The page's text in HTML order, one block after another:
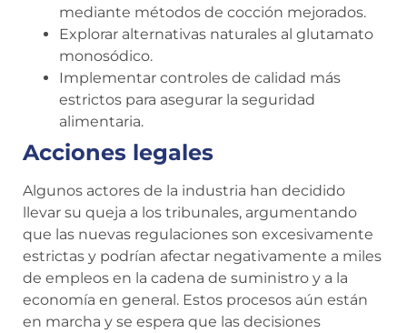
mediante métodos de cocción mejorados.
Explorar alternativas naturales al glutamato
monosódico.
Implementar controles de calidad más
estrictos para asegurar la seguridad
alimentaria.
Acciones legales
Algunos actores de la industria han decidido
llevar su queja a los tribunales, argumentando
que las nuevas regulaciones son excesivamente
estrictas y podrían afectar negativamente a miles
de empleos en la cadena de suministro y a la
economía en general. Estos procesos aún están
en marcha y se espera que las decisiones